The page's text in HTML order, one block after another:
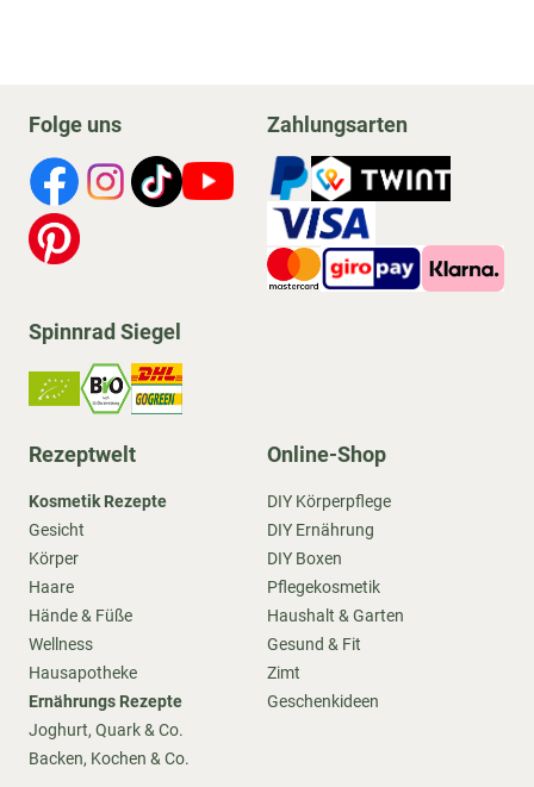
Folge uns Zahlungsarten
Spinnrad Siegel
Rezeptwelt
Kosmetik Rezepte
Gesicht
Körper
Haare
Hände & Füße
Wellness
Hausapotheke
Ernährungs Rezepte
Joghurt, Quark & Co.
Backen, Kochen & Co.
Online-Shop
DIY Körperpflege
DIY Ernährung
DIY Boxen
Pflegekosmetik
Haushalt & Garten
Gesund & Fit
Zimt
Geschenkideen